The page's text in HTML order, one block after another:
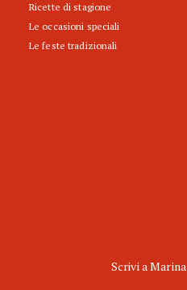
Ricette di stagione
Le occasioni speciali
Le feste tradizionali
Scrivi a Marina